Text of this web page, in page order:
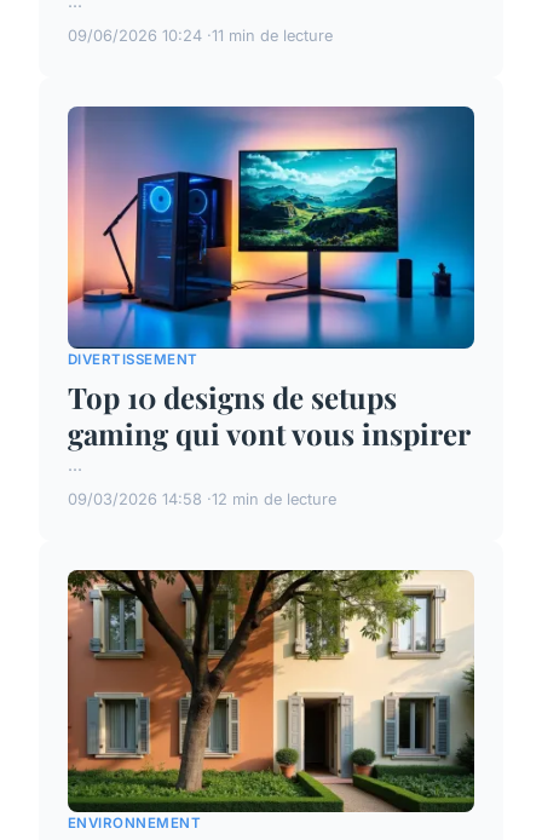
09/06/2026 10:24 11 min de lecture
DIVERTISSEMENT
Top 10 designs de setups
gaming qui vont vous inspirer
...
09/03/2026 14:58 12 min de lecture
ENVIRONNEMENT